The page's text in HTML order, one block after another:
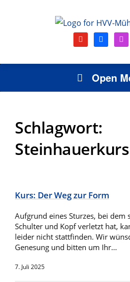
youtubefacebook
Open
Schlagwort:
Steinhauerkurs
Kurs: Der Weg zur Form
Aufgrund eines Sturzes, bei dem
Schulter und Kopf verletzt hat,
leider nicht stattfinden. Wir
Genesung und bitten um Ihr…
7. Juli 2025